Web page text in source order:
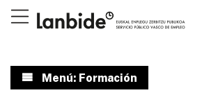
Menú: Formación